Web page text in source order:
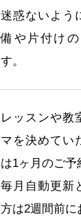
迷惑ないよう
備や片付け
す。
レッスンや教
マを決めてい
は1ヶ月のご予
毎月自動更新
方は2週間前に